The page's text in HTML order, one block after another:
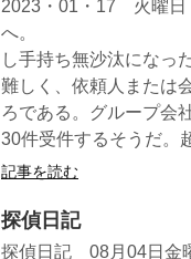
2023・01・17 火曜日
へ。 昨年
し手持ち無沙汰になっ
難しく、依頼人または
ろである。グループ会
30件受件するそうだ。
記事を読む
探偵日記
探偵日記 08月04日金